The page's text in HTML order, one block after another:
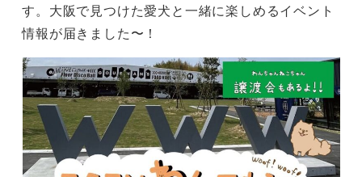
す。大阪で見つけた愛犬と一緒に楽しめるイベント
情報が届きました〜！